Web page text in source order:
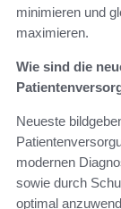
minimieren und
maximieren.
Wie sind die
Neueste
modernen
sowie durch
optimal